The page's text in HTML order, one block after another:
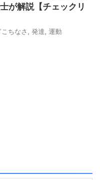
が解説【チェックリ
こちなさ 発達 運動